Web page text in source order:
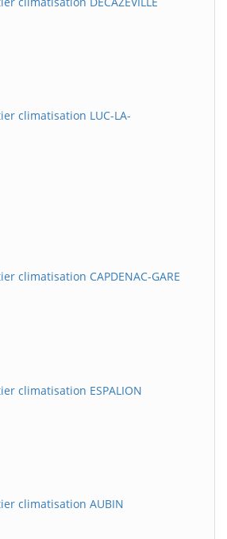
climatisation LUC-LA-
climatisation CAPDENAC-GARE
climatisation ESPALION
climatisation AUBIN